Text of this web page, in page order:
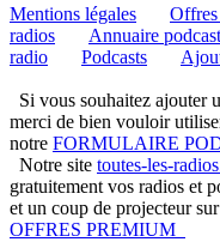
Mentions légales
radios
Annuaire
radio
Podcasts
Si vous souhaitez ajouter
merci de bien vouloir
notre FORMULAIRE
Notre site toutes-les-
gratuitement vos radios et
et un coup de projecteur
OFFRES PREMIUM